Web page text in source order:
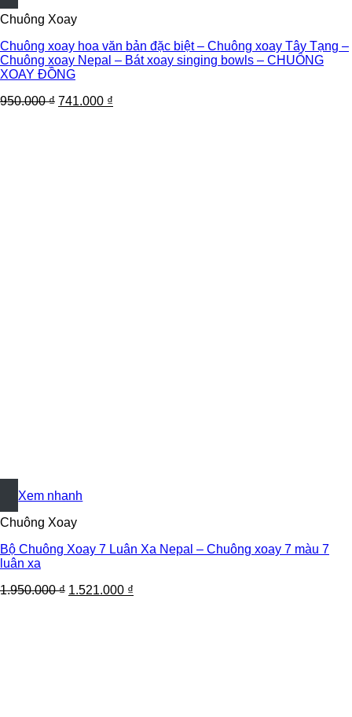
Chuông Xoay
Chuông xoay hoa văn bản đặc biệt – Chuông xoay Tây Tạng –
Chuông xoay Nepal – Bát xoay singing bowls – CHUÔNG
XOAY ĐỒNG
950.000₫ 741.000 ₫
+
Xem nhanh
Chuông Xoay
Bộ Chuông Xoay 7 Luân Xa Nepal – Chuông xoay 7 màu 7
luân xa
1.950.000₫ 1.521.000 ₫